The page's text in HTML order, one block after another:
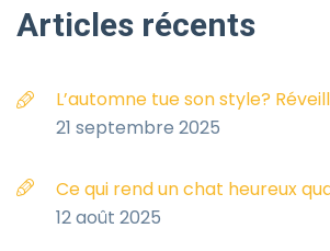
Articles récents
L’automne tue son style?
21 septembre 2025
Ce qui rend un chat heureux
12 août 2025